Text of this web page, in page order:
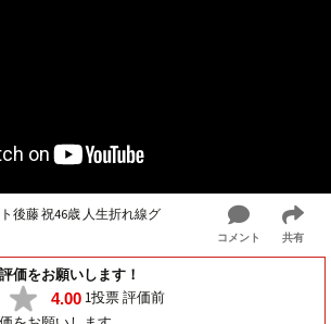
後藤 祝46歳 人生折れ線グ
コメント 共有
価をお願いします！
4.00 1投票 評価前